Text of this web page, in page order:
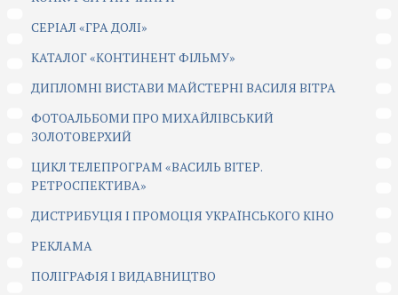
CЕРІАЛ «ГРА ДОЛІ»
КАТАЛОГ «КОНТИНЕНТ ФІЛЬМУ»
ДИПЛОМНІ ВИСТАВИ МАЙСТЕРНІ ВАСИЛЯ ВІТРА
ФОТОАЛЬБОМИ ПРО МИХАЙЛІВСЬКИЙ
ЗОЛОТОВЕРХИЙ
ЦИКЛ ТЕЛЕПРОГРАМ «ВАСИЛЬ ВІТЕР.
РЕТРОСПЕКТИВА»
ДИСТРИБУЦІЯ І ПРОМОЦІЯ УКРАЇНСЬКОГО КІНО
РЕКЛАМА
ПОЛІГРАФІЯ І ВИДАВНИЦТВО